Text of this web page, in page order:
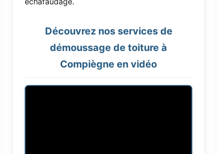
Découvrez nos services de
démoussage de toiture à
Compiègne en vidéo